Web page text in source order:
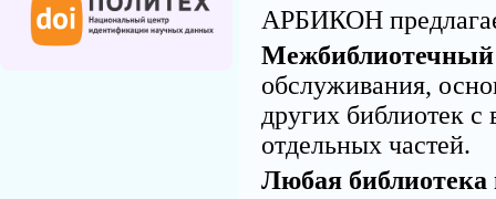
АРБИКОН
Межбиблиотечный
обслуживания,
других библиотек
отдельных частей.
Любая